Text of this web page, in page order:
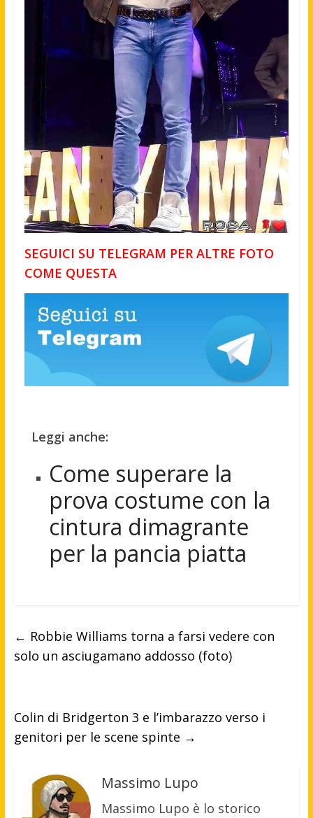
SEGUICI SU TELEGRAM PER ALTRE FOTO
COME QUESTA
Leggi anche:
Come superare la
prova costume con la
cintura dimagrante
per la pancia piatta
← Robbie Williams torna a farsi vedere con
solo un asciugamano addosso (foto)
Colin di Bridgerton 3 e l’imbarazzo verso i
genitori per le scene spinte →
Massimo Lupo
Massimo Lupo è lo storico